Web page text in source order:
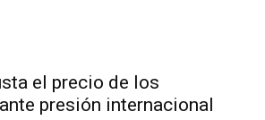
el precio de los
presión internacional